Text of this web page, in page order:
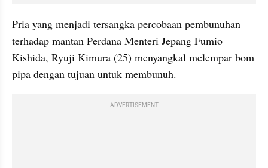
Pria yang menjadi tersangka percobaan pembunuhan
terhadap mantan Perdana Menteri Jepang Fumio
Kishida, Ryuji Kimura (25) menyangkal melempar bom
pipa dengan tujuan untuk membunuh.
ADVERTISEMENT